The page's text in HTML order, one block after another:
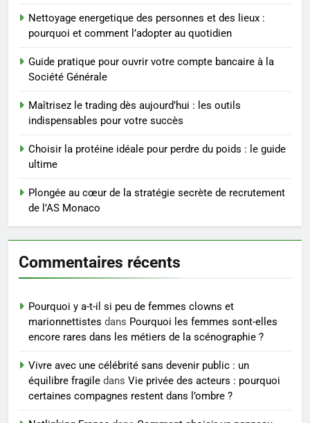
seniors: aménagement et
exercices
BIEN ÊTRE
6
trouver un accompagnement
sérieux à un tarif juste ?
BIEN ÊTRE
7
maternité : tout ce que les
connaître
Les 4 principales différences
freelance
ENTREPRISE
Nettoyage energetique des personnes et des lieux :
pourquoi et comment l’adopter au quotidien
Guide pratique pour ouvrir votre compte bancaire à la
Société Générale
Maîtrisez le trading dès aujourd’hui : les outils
indispensables pour votre succès
Choisir la protéine idéale pour perdre du poids : le guide
ultime
Plongée au cœur de la stratégie secrète de recrutement
de l’AS Monaco
Commentaires récents
Pourquoi y a-t-il si peu de femmes clowns et
marionnettistes dans Pourquoi les femmes sont-elles
encore rares dans les métiers de la scénographie ?
Vivre avec une célébrité sans devenir public : un
équilibre fragile dans Vie privée des acteurs : pourquoi
certaines compagnes restent dans l’ombre ?